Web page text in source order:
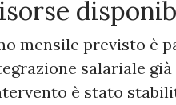
mensile previsto è
salariale
è stato